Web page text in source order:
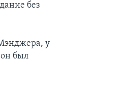
без
у
он был